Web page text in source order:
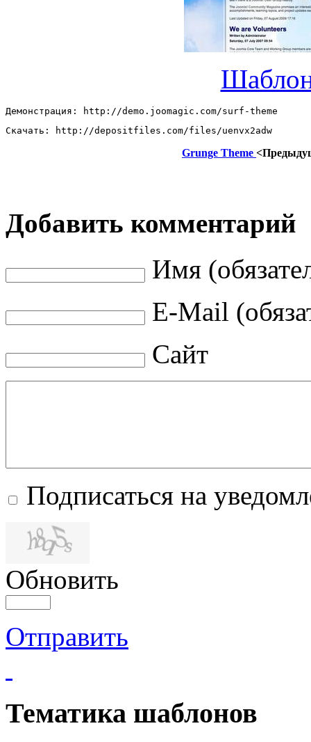
Демонстрация: http://demo.joomagic.com/surf-theme
Скачать: http://depositfiles.com/files/uenvx2adw
Grunge Theme
Добавить комментарий
Имя
E-Mail
Сайт
Подписаться на
Обновить
Отправить
Тематика шаблонов